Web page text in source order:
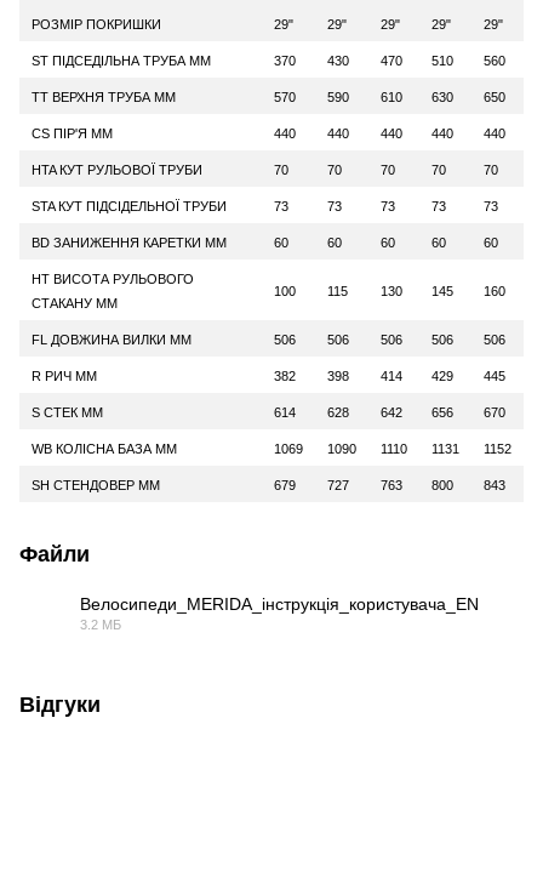
РОЗМІР ПОКРИШКИ 29" 29" 29" 29" 29"
ST ПІДСЕДІЛЬНА ТРУБА ММ 370 430 470 510 560
TT ВЕРХНЯ ТРУБА ММ 570 590 610 630 650
CS ПІР'Я ММ 440 440 440 440 440
HTA КУТ РУЛЬОВОЇ ТРУБИ 70 70 70 70 70
STA КУТ ПІДСІДЕЛЬНОЇ ТРУБИ 73 73 73 73 73
BD ЗАНИЖЕННЯ КАРЕТКИ ММ 60 60 60 60 60
HT ВИСОТА РУЛЬОВОГО
СТАКАНУ ММ
100 115 130 145 160
FL ДОВЖИНА ВИЛКИ ММ 506 506 506 506 506
R РИЧ ММ 382 398 414 429 445
S СТЕК ММ 614 628 642 656 670
WB КОЛІСНА БАЗА ММ 1069 1090 1110 1131 1152
SH СТЕНДОВЕР ММ 679 727 763 800 843
Файли
Велосипеди_MERIDA_інструкція_користувача_EN
3.2 МБ
Відгуки